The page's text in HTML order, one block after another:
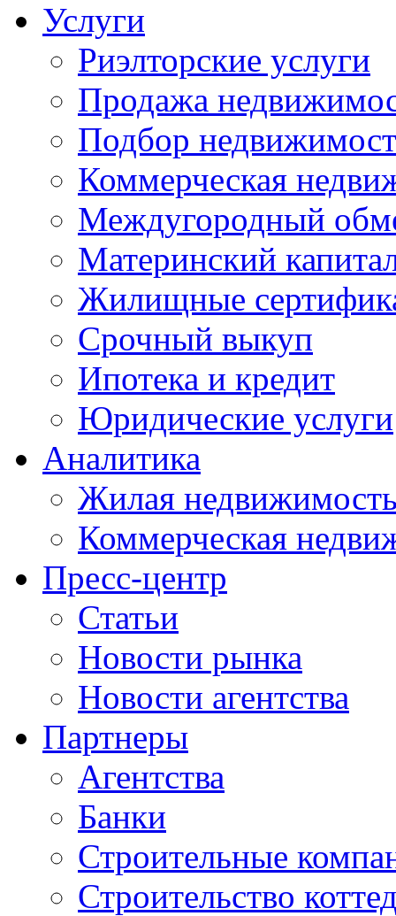
Услуги
Риэлторские услуги
Продажа
Подбор
Коммерческая
Междугородный
Материнский
Жилищные
Срочный выкуп
Ипотека и кредит
Юридические услуги
Аналитика
Жилая
Коммерческая
Пресс-центр
Статьи
Новости рынка
Новости агентства
Партнеры
Агентства
Банки
Строительные
Строительство